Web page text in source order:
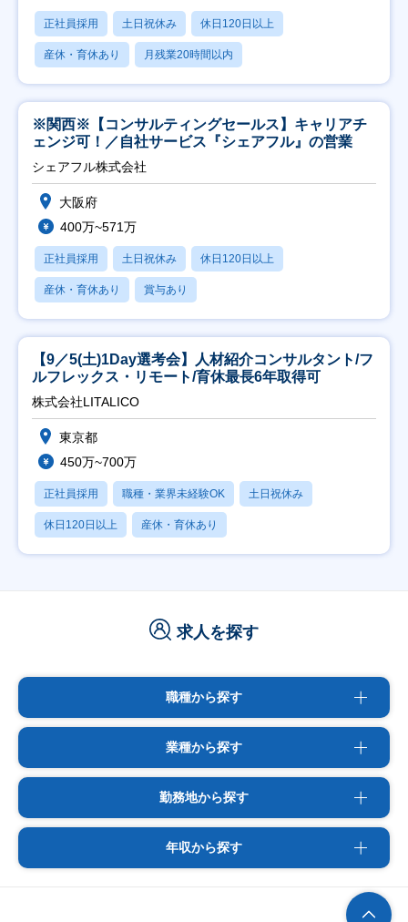
正社員採用 土日祝休み 休日120日以上
産休・育休あり 月残業20時間以内
※関西※【コンサルティングセールス】キャリアチ
ェンジ可！／自社サービス『シェアフル』の営業
シェアフル株式会社
大阪府
400万~571万
正社員採用 土日祝休み 休日120日以上
産休・育休あり 賞与あり
【9／5(土)1Day選考会】人材紹介コンサルタント/フ
ルフレックス・リモート/育休最長6年取得可
株式会社LITALICO
東京都
450万~700万
正社員採用 職種・業界未経験OK 土日祝休み
休日120日以上 産休・育休あり
求人を探す
職種から探す
業種から探す
勤務地から探す
年収から探す